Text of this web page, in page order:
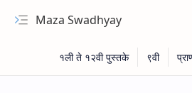
Maza Swadhyay